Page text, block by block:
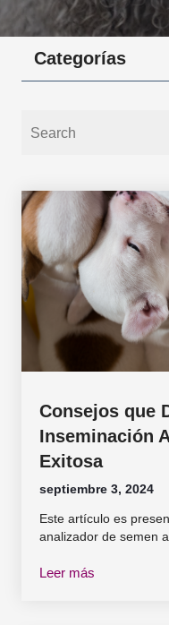
Consejos que
Inseminación
Exitosa
septiembre 3, 2024
Este artículo es
analizador de semen
Leer más